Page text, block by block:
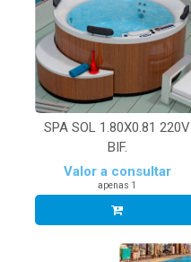
SPA SOL 1.80X0.81 220V
BIF.
Valor a consultar
apenas 1